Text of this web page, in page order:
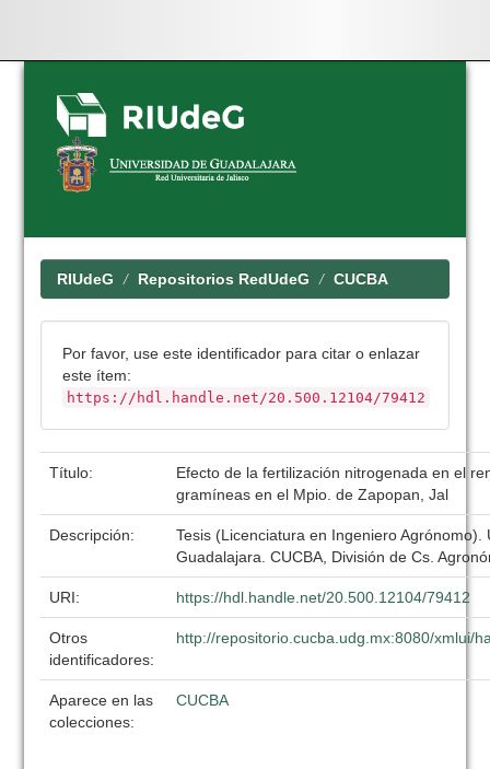
Skip
navigation
RIUdeG Repositorios RedUdeG CUCBA
Por favor, use este identificador para citar o enlazar
este ítem:
https://hdl.handle.net/20.500.12104/79412
Título:
Efecto de la fertilización nitrogenada en el
gramíneas en el Mpio. de Zapopan, Jal
Descripción:
Tesis (Licenciatura en Ingeniero Agrónomo).
Guadalajara. CUCBA, División de Cs.
URI: https://hdl.handle.net/20.500.12104/79412
Otros
identificadores:
http://repositorio.cucba.udg.mx:8080/xmlui/
Aparece en las
colecciones:
CUCBA